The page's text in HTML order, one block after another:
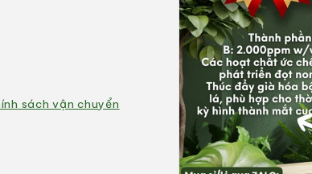
sách vận chuyển